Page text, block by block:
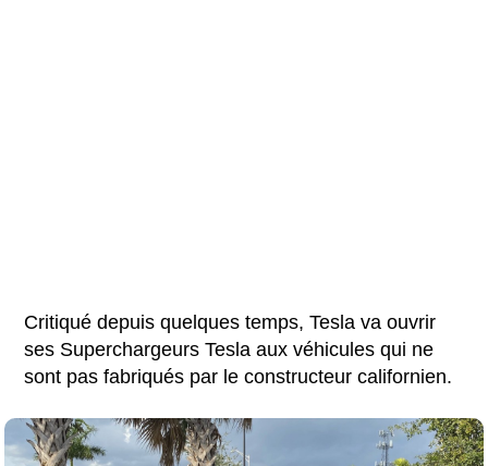
Critiqué depuis quelques temps, Tesla va ouvrir
ses Superchargeurs Tesla aux véhicules qui ne
sont pas fabriqués par le constructeur californien.